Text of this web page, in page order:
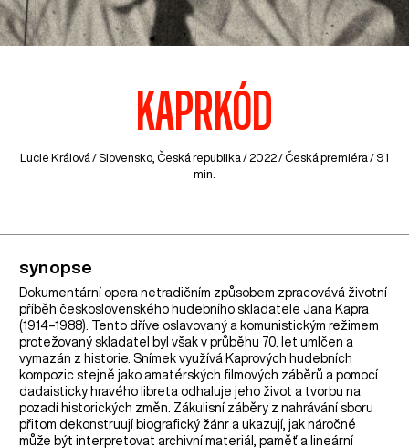
KAPRKÓD
Lucie Králová / Slovensko Česká republika / 2022 / Česká premiéra / 91
min.
synopse
Dokumentární opera netradičním způsobem zpracovává životní
příběh československého hudebního skladatele Jana Kapra
(1914–1988). Tento dříve oslavovaný a komunistickým režimem
protežovaný skladatel byl však v průběhu 70. let umlčen a
vymazán z historie. Snímek využívá Kaprových hudebních
kompozic stejně jako amatérských filmových záběrů a pomocí
dadaisticky hravého libreta odhaluje jeho život a tvorbu na
pozadí historických změn. Zákulisní záběry z nahrávání sboru
přitom dekonstruují biografický žánr a ukazují, jak náročné
může být interpretovat archivní materiál, paměť a lineární